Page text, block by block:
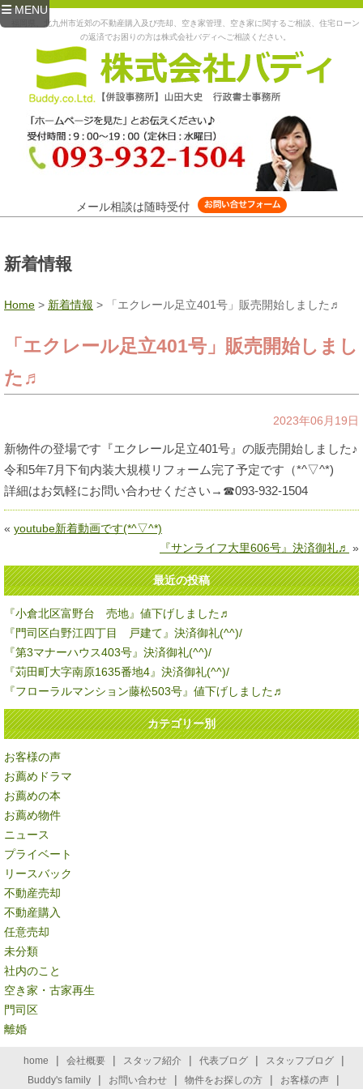
MENU
福岡県、北九州市近郊の不動産購入及び売却、空き家管理、空き家に関するご相談、住宅ローン
の返済でお困りの方は株式会社バディへご相談ください。
メール相談は随時受付
新着情報
Home > 新着情報 > 「エクレール足立401号」販売開始しました♬
「エクレール足立401号」販売開始しまし
た♬
2023年06月19日
新物件の登場です『エクレール足立401号』の販売開始しました♪
令和5年7月下旬内装大規模リフォーム完了予定です（*^▽^*)
詳細はお気軽にお問い合わせください→☎093-932-1504
« youtube新着動画です(*^▽^*)
『サンライフ大里606号』決済御礼♬ »
最近の投稿
『小倉北区富野台 売地』値下げしました♬
『門司区白野江四丁目 戸建て』決済御礼(^^)/
『第3マナーハウス403号』決済御礼(^^)/
『苅田町大字南原1635番地4』決済御礼(^^)/
『フローラルマンション藤松503号』値下げしました♬
カテゴリー別
お客様の声
お薦めドラマ
お薦めの本
お薦め物件
ニュース
プライベート
リースバック
不動産売却
不動産購入
任意売却
未分類
社内のこと
空き家・古家再生
門司区
離婚
home | 会社概要 | スタッフ紹介 | 代表ブログ | スタッフブログ |
Buddy's family | お問い合わせ | 物件をお探しの方 | お客様の声 |